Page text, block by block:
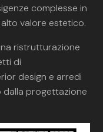
complesse in
valore estetico.
ristrutturazione
di
design e arredi
dalla progettazione